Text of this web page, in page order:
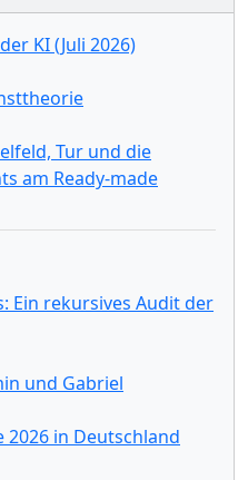
KI (Juli 2026)
Tur und die
am Ready-made
Ein rekursives Audit der
und Gabriel
in Deutschland